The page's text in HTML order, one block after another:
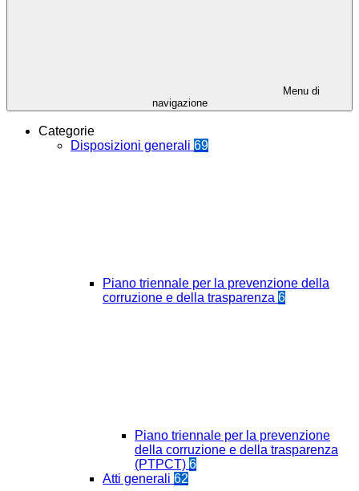
Menu di
navigazione
Categorie
Disposizioni generali 69
Piano triennale per la prevenzione della
corruzione e della trasparenza 6
Piano triennale per la prevenzione
della corruzione e della trasparenza
(PTPCT) 6
Atti generali 62